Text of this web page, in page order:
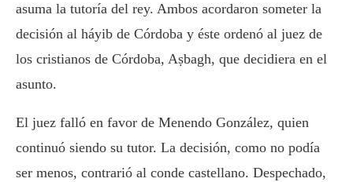
asuma la tutoría del rey. Ambos acordaron someter la
decisión al háyib de Córdoba y éste ordenó al juez de
los cristianos de Córdoba, Aṣbagh, que decidiera en el
asunto.
El juez falló en favor de Menendo González, quien
continuó siendo su tutor. La decisión, como no podía
ser menos, contrarió al conde castellano. Despechado,